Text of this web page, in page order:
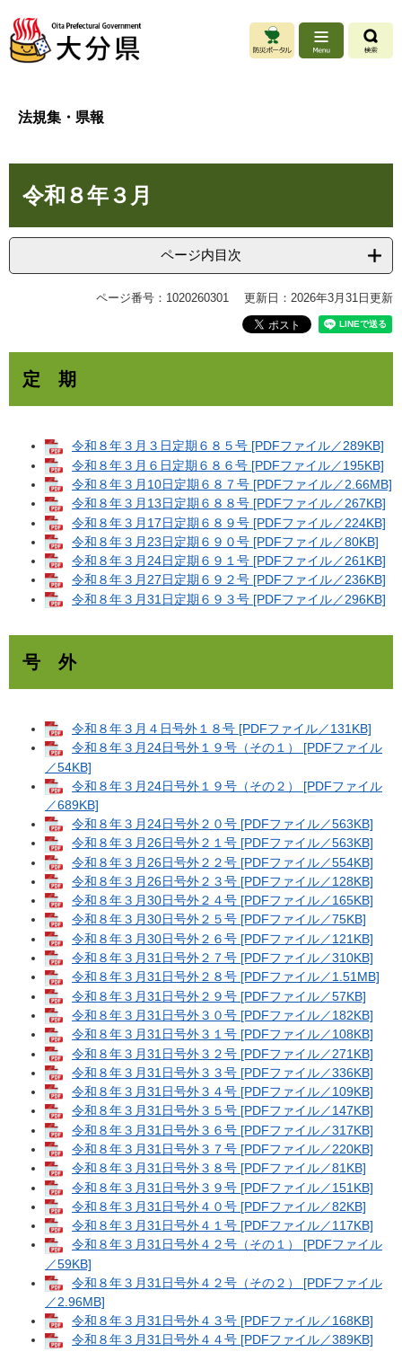
ジ
ュ
法規集・県報
令和８年３月
ページ内目次
ページ番号：1020260301 更新日：2026年3月31日更新
定 期
令和８年３月３日定期６８５号 [PDFファイル／289KB]
令和８年３月６日定期６８６号 [PDFファイル／195KB]
令和８年３月10日定期６８７号 [PDFファイル／2.66MB]
令和８年３月13日定期６８８号 [PDFファイル／267KB]
令和８年３月17日定期６８９号 [PDFファイル／224KB]
令和８年３月23日定期６９０号 [PDFファイル／80KB]
令和８年３月24日定期６９１号 [PDFファイル／261KB]
令和８年３月27日定期６９２号 [PDFファイル／236KB]
令和８年３月31日定期６９３号 [PDFファイル／296KB]
号 外
令和８年３月４日号外１８号 [PDFファイル／131KB]
令和８年３月24日号外１９号（その１） [PDFファイル
／54KB]
令和８年３月24日号外１９号（その２） [PDFファイル
／689KB]
令和８年３月24日号外２０号 [PDFファイル／563KB]
令和８年３月26日号外２１号 [PDFファイル／563KB]
令和８年３月26日号外２２号 [PDFファイル／554KB]
令和８年３月26日号外２３号 [PDFファイル／128KB]
令和８年３月30日号外２４号 [PDFファイル／165KB]
令和８年３月30日号外２５号 [PDFファイル／75KB]
令和８年３月30日号外２６号 [PDFファイル／121KB]
令和８年３月31日号外２７号 [PDFファイル／310KB]
令和８年３月31日号外２８号 [PDFファイル／1.51MB]
令和８年３月31日号外２９号 [PDFファイル／57KB]
令和８年３月31日号外３０号 [PDFファイル／182KB]
令和８年３月31日号外３１号 [PDFファイル／108KB]
令和８年３月31日号外３２号 [PDFファイル／271KB]
令和８年３月31日号外３３号 [PDFファイル／336KB]
令和８年３月31日号外３４号 [PDFファイル／109KB]
令和８年３月31日号外３５号 [PDFファイル／147KB]
令和８年３月31日号外３６号 [PDFファイル／317KB]
令和８年３月31日号外３７号 [PDFファイル／220KB]
令和８年３月31日号外３８号 [PDFファイル／81KB]
令和８年３月31日号外３９号 [PDFファイル／151KB]
令和８年３月31日号外４０号 [PDFファイル／82KB]
令和８年３月31日号外４１号 [PDFファイル／117KB]
令和８年３月31日号外４２号（その１） [PDFファイル
／59KB]
令和８年３月31日号外４２号（その２） [PDFファイル
／2.96MB]
令和８年３月31日号外４３号 [PDFファイル／168KB]
令和８年３月31日号外４４号 [PDFファイル／389KB]